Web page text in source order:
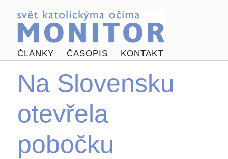
ČLÁNKY ČASOPIS KONTAKT
Na Slovensku
otevřela
pobočku